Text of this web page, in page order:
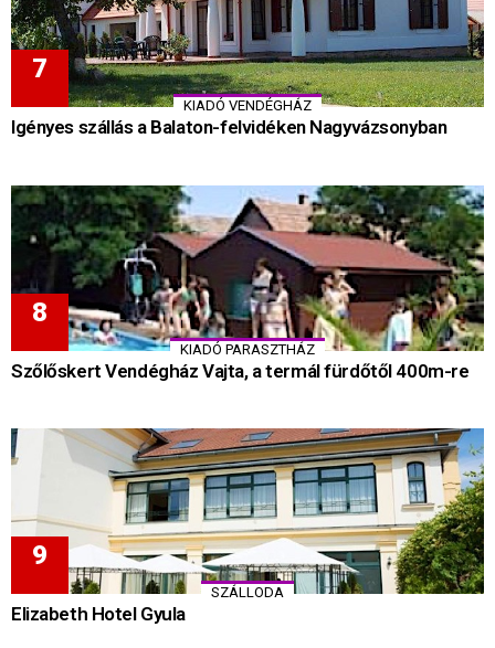
KIADÓ VENDÉGHÁZ
Igényes szállás a Balaton-felvidéken Nagyvázsonyban
KIADÓ PARASZTHÁZ
Szőlőskert Vendégház Vajta, a termál fürdőtől 400m-re
SZÁLLODA
Elizabeth Hotel Gyula